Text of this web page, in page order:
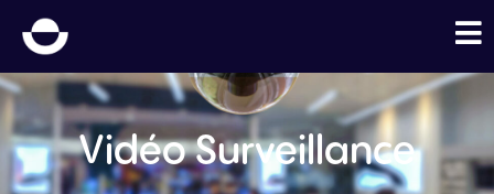
Vidéo Surveillance